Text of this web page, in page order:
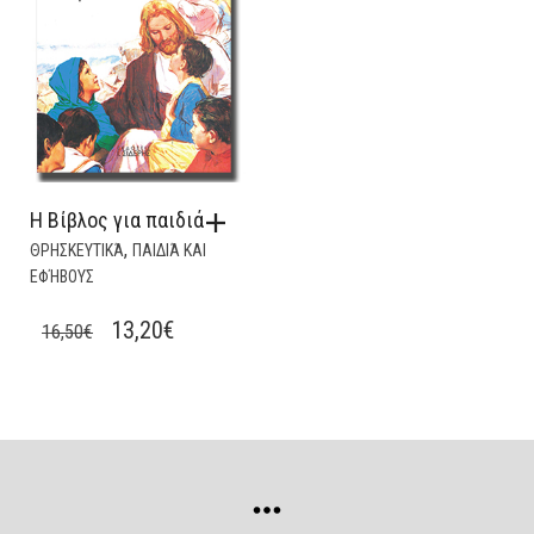
Η Βίβλος για παιδιά
ΘΡΗΣΚΕΥΤΙΚΆ, ΠΑΙΔΙΆ ΚΑΙ
ΕΦΉΒΟΥΣ
16,50€
ORIGINAL
13,20€CURRENT